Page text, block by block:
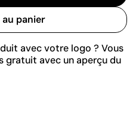
panier
avec votre logo ? Vous
gratuit avec un aperçu du